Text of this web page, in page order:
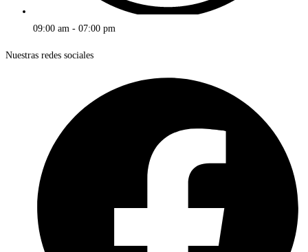
09:00 am - 07:00 pm
Nuestras redes sociales